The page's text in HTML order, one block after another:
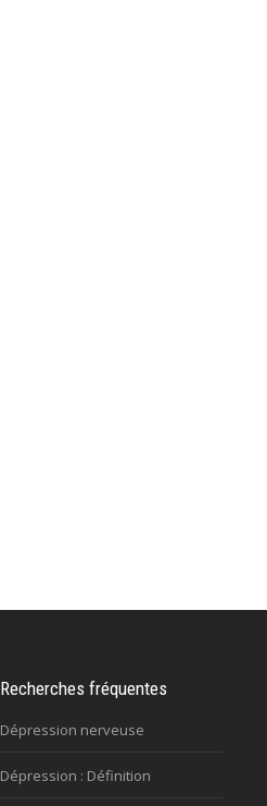
Recherches fréquentes
Dépression nerveuse
Dépression : Définition